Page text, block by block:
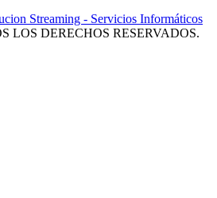
Streaming - Servicios Informáticos
LOS DERECHOS RESERVADOS.